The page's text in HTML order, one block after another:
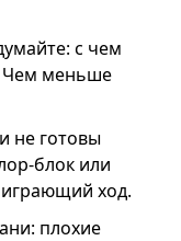
с чем
Чем меньше
не готовы
блок или
играющий ход.
плохие